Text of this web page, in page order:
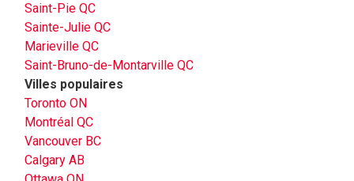
Saint-Pie QC
Sainte-Julie QC
Marieville QC
Saint-Bruno-de-Montarville QC
Villes populaires
Toronto ON
Montréal QC
Vancouver BC
Calgary AB